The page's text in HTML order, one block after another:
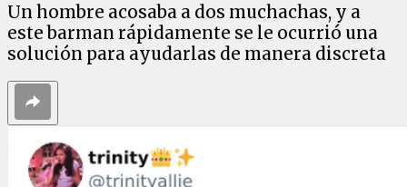
Un hombre acosaba a dos muchachas, y a
este barman rápidamente se le ocurrió una
solución para ayudarlas de manera discreta